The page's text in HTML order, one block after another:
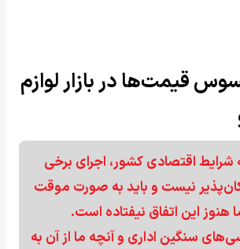
قیمت‌ها در بازار لوازم
شرایط اقتصادی کشور، اجرای برخی
نیست و باید به صورت موقت
هنوز این اتفاق نیفتاده است.
سنگین اداری و آنچه ما از آن به